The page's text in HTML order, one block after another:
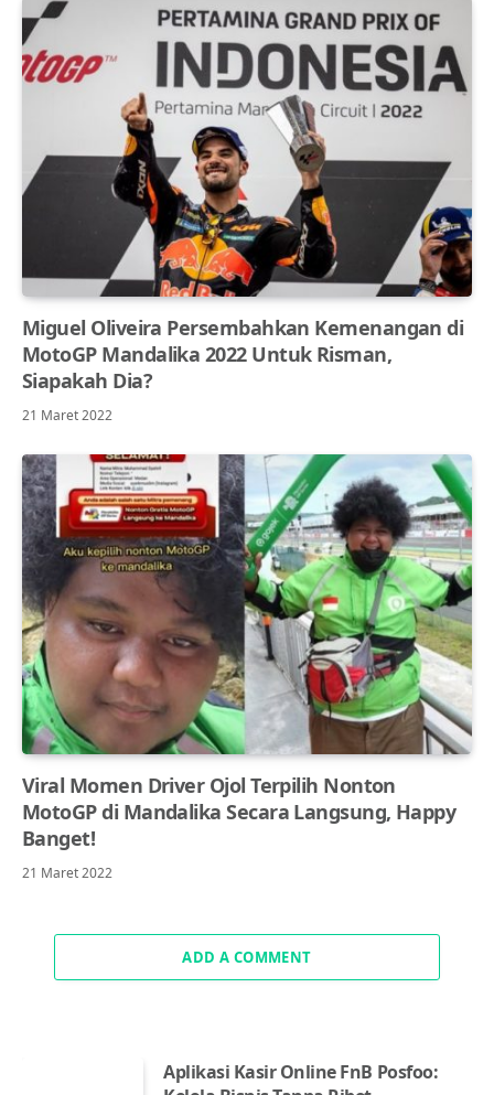
Miguel Oliveira Persembahkan Kemenangan di
MotoGP Mandalika 2022 Untuk Risman,
Siapakah Dia?
21 Maret 2022
Viral Momen Driver Ojol Terpilih Nonton
MotoGP di Mandalika Secara Langsung, Happy
Banget!
21 Maret 2022
ADD A COMMENT
Aplikasi Kasir Online FnB Posfoo: